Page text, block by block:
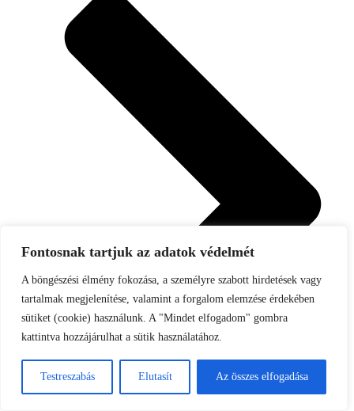
Fontosnak tartjuk az adatok védelmét
A böngészési élmény fokozása, a személyre szabott hirdetések vagy
tartalmak megjelenítése, valamint a forgalom elemzése érdekében
sütiket (cookie) használunk. A "Mindet elfogadom" gombra
kattintva hozzájárulhat a sütik használatához.
Testreszabás Elutasít Az összes elfogadása